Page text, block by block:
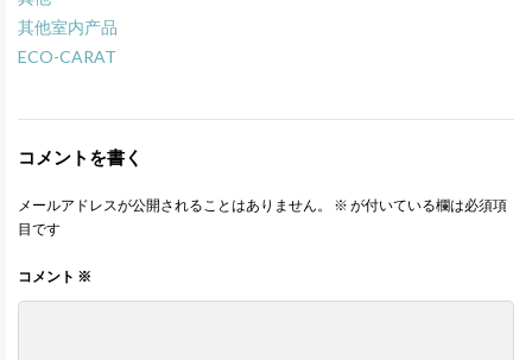
其他室内产品
ECO-CARAT
コメントを書く
メールアドレスが公開されることはありません。 ※ が付いている欄は必須項
目です
コメント ※